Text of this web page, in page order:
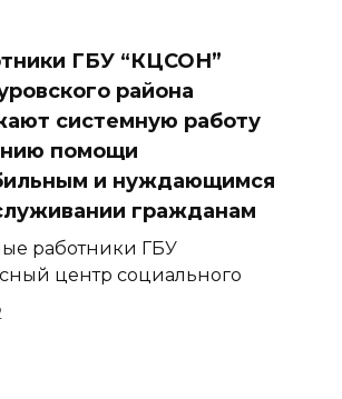
ГБУ “КЦСОН”
района
системную работу
помощи
и нуждающимся
гражданам
работники ГБУ
центр социального